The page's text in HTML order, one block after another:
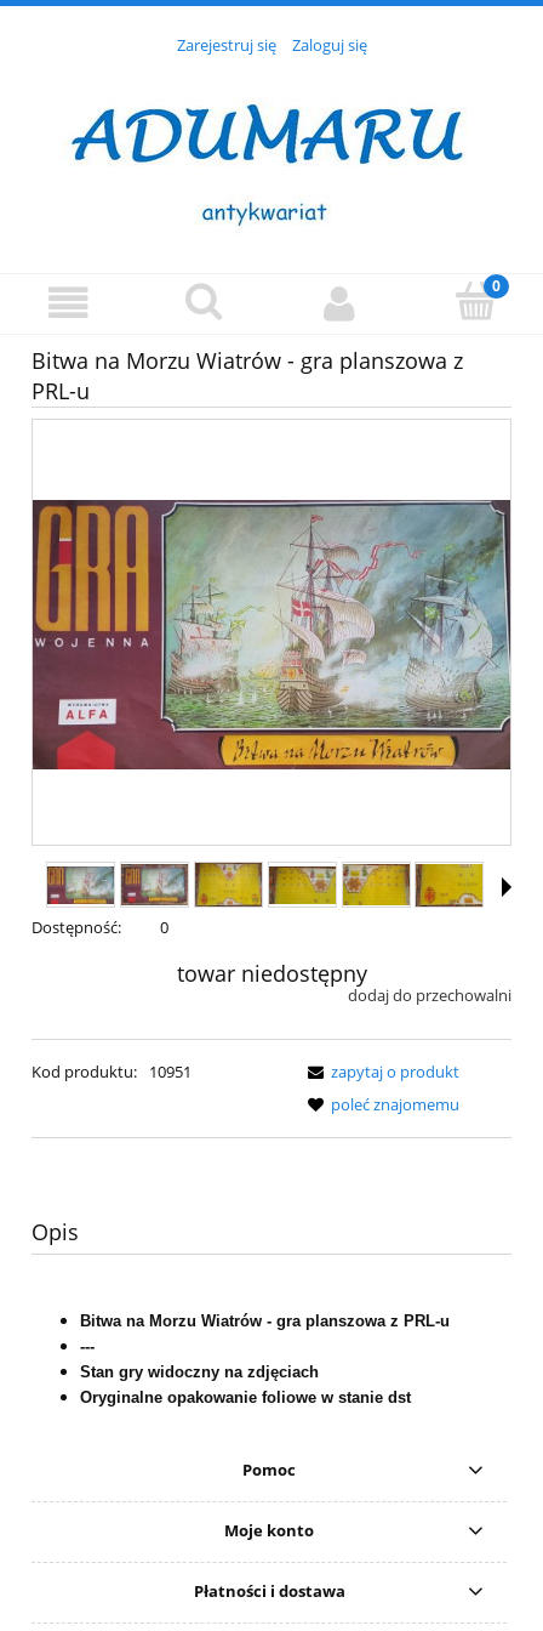
Zarejestruj się Zaloguj się
Bitwa na Morzu Wiatrów - gra planszowa z
PRL-u
Dostępność: 0
towar niedostępny
dodaj do przechowalni
Kod produktu: 10951
zapytaj o produkt
poleć znajomemu
Opis
Bitwa na Morzu Wiatrów - gra planszowa z PRL-u
---
Stan gry widoczny na zdjęciach
Oryginalne opakowanie foliowe w stanie dst
Pomoc
Moje konto
Płatności i dostawa